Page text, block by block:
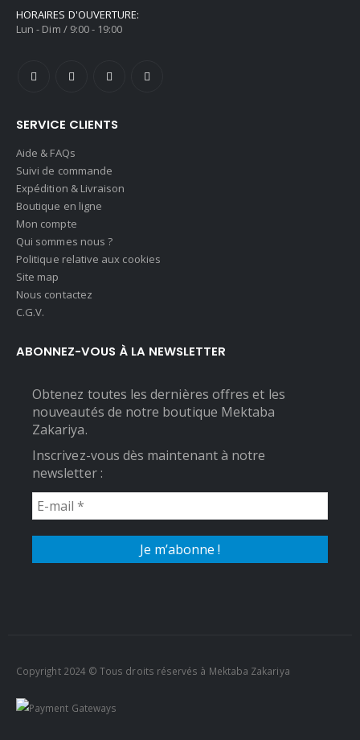
HORAIRES D'OUVERTURE:
Lun - Dim / 9:00 - 19:00
SERVICE CLIENTS
Aide & FAQs
Suivi de commande
Expédition & Livraison
Boutique en ligne
Mon compte
Qui sommes nous ?
Politique relative aux cookies
Site map
Nous contactez
C.G.V.
ABONNEZ-VOUS À LA NEWSLETTER
Obtenez toutes les dernières offres et les
nouveautés de notre boutique Mektaba
Zakariya.
Inscrivez-vous dès maintenant à notre
newsletter :
Copyright 2024 © Tous droits réservés à Mektaba Zakariya